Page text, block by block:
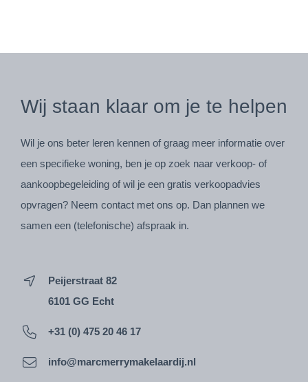
Wij staan klaar om je te helpen
Wil je ons beter leren kennen of graag meer informatie over
een specifieke woning, ben je op zoek naar verkoop- of
aankoopbegeleiding of wil je een gratis verkoopadvies
opvragen? Neem contact met ons op. Dan plannen we
samen een (telefonische) afspraak in.
Peijerstraat 82
6101 GG Echt
+31 (0) 475 20 46 17
info@marcmerrymakelaardij.nl